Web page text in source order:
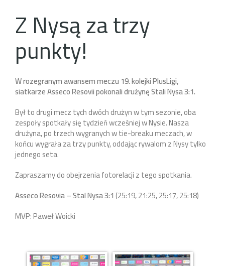
Z Nysą za trzy
punkty!
W rozegranym awansem meczu 19. kolejki PlusLigi,
siatkarze Asseco Resovii pokonali drużynę Stali Nysa 3:1.
Był to drugi mecz tych dwóch drużyn w tym sezonie, oba
zespoły spotkały się tydzień wcześniej w Nysie. Nasza
drużyna, po trzech wygranych w tie-breaku meczach, w
końcu wygrała za trzy punkty, oddając rywalom z Nysy tylko
jednego seta.
Zapraszamy do obejrzenia fotorelacji z tego spotkania.
Asseco Resovia – Stal Nysa 3:1 (25:19, 21:25, 25:17, 25:18)
MVP: Paweł Woicki